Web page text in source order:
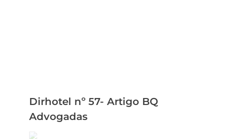
Dirhotel nº 57- Artigo BQ
Advogadas